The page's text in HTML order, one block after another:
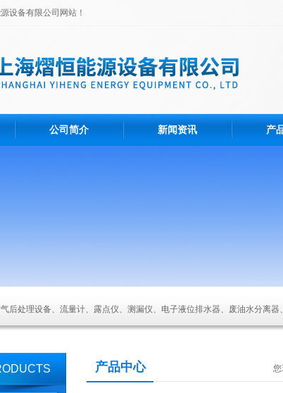
设备有限公司网站！
公司简介 新闻资讯 产
后处理设备、流量计、露点仪、测漏仪、电子液位排水器、废油水分离器
产品中心 您